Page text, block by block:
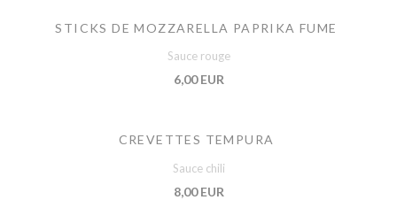
STICKS DE MOZZARELLA PAPRIKA FUME
Sauce rouge
6,00 EUR
CREVETTES TEMPURA
Sauce chili
8,00 EUR